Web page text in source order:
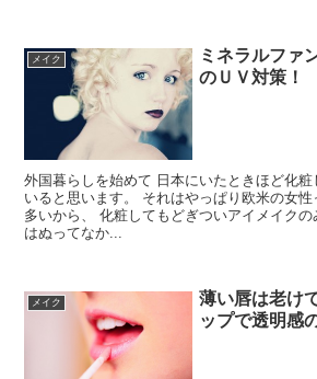
メイク
ミネラルファ
のＵＶ対策！
外国暮らしを始めて 日本にいたときほど化
いると思います。 それはやっぱり欧米の女
多いから、 化粧してもどぎついアイメイク
はぬってなか...
メイク
薄い唇は老け
ップで透明感